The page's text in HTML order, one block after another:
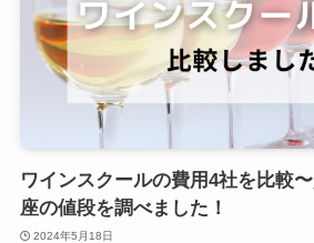
ワインスクールの費用4社を比較
座の値段を調べました！
2024年5月18日